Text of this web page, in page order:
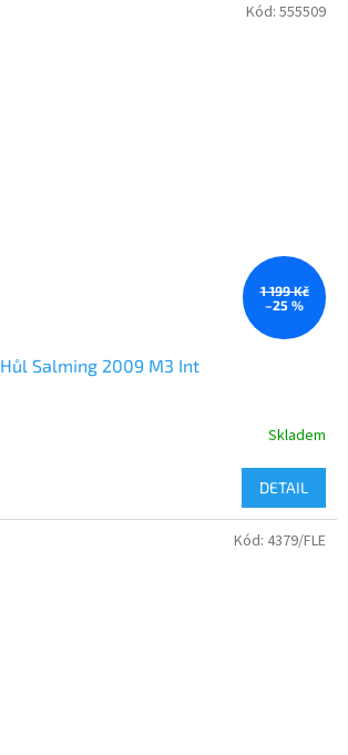
1 199 Kč
–25 %
Hůl Salming 2009 M3 Int
Skladem
DETAIL
Kód: 555509
Kód: 4379/FLE